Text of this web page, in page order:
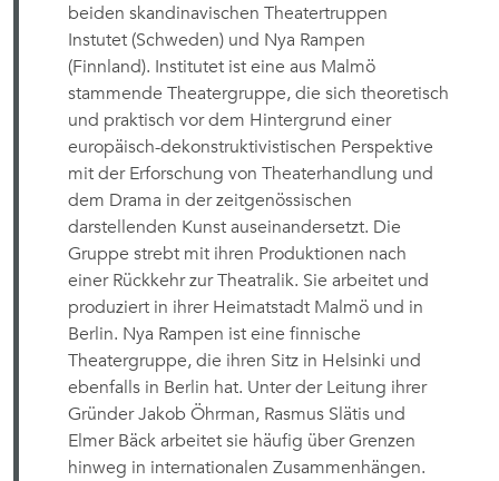
beiden skandinavischen Theatertruppen
Instutet (Schweden) und Nya Rampen
(Finnland). Institutet ist eine aus Malmö
stammende Theatergruppe, die sich theoretisch
und praktisch vor dem Hintergrund einer
europäisch-dekonstruktivistischen Perspektive
mit der Erforschung von Theaterhandlung und
dem Drama in der zeitgenössischen
darstellenden Kunst auseinandersetzt. Die
Gruppe strebt mit ihren Produktionen nach
einer Rückkehr zur Theatralik. Sie arbeitet und
produziert in ihrer Heimatstadt Malmö und in
Berlin. Nya Rampen ist eine finnische
Theatergruppe, die ihren Sitz in Helsinki und
ebenfalls in Berlin hat. Unter der Leitung ihrer
Gründer Jakob Öhrman, Rasmus Slätis und
Elmer Bäck arbeitet sie häufig über Grenzen
hinweg in internationalen Zusammenhängen.